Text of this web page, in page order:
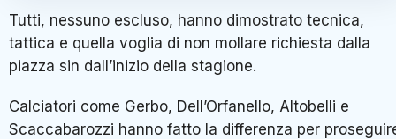
Tutti, nessuno escluso, hanno dimostrato tecnica,
tattica e quella voglia di non mollare richiesta dalla
piazza sin dall’inizio della stagione.
Calciatori come Gerbo, Dell’Orfanello, Altobelli e
Scaccabarozzi hanno fatto la differenza per